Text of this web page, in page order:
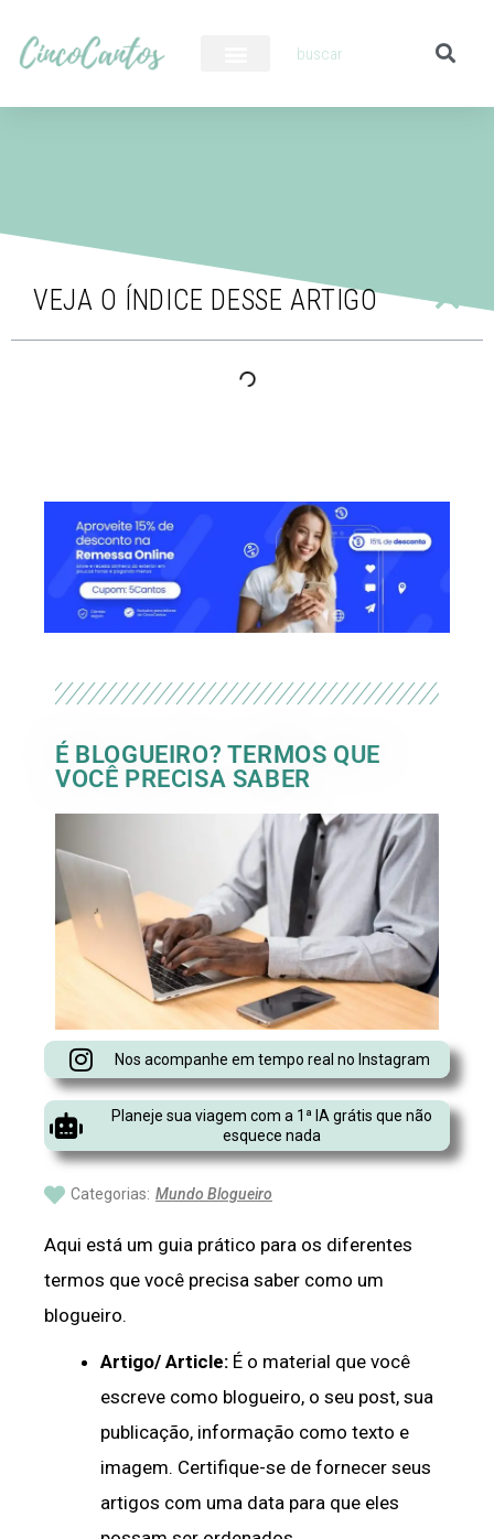
VEJA O ÍNDICE DESSE ARTIGO
É BLOGUEIRO? TERMOS QUE
VOCÊ PRECISA SABER
Nos acompanhe em tempo real no Instagram
Planeje sua viagem com a 1ª IA grátis que não
esquece nada
Categorias: Mundo Blogueiro
Aqui está um guia prático para os diferentes
termos que você precisa saber como um
blogueiro.
Artigo/ Article: É o material que você
escreve como blogueiro, o seu post, sua
publicação, informação como texto e
imagem. Certifique-se de fornecer seus
artigos com uma data para que eles